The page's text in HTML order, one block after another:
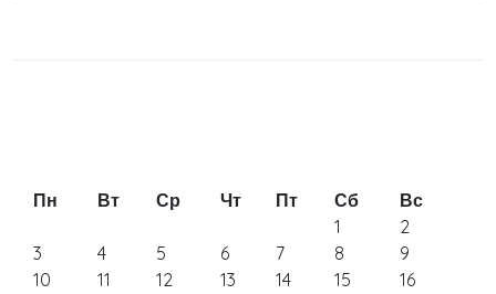
Пн Вт Ср Чт Пт Сб
Вс
1
2
3
4 5 6 7 8
9
10
11 12 13 14 15
16